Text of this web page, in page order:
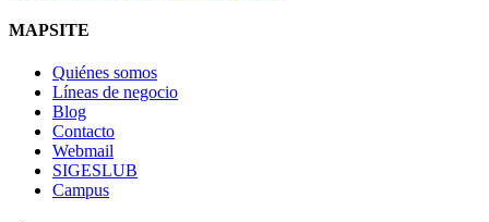
MAPSITE
Quiénes somos
Líneas de negocio
Blog
Contacto
Webmail
SIGESLUB
Campus